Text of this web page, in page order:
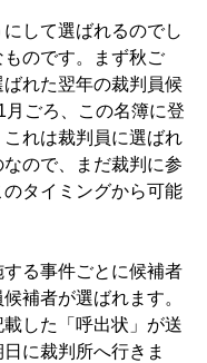
して選ばれるのでし
のです。まず秋ご
れた翌年の裁判員候
ごろ、この名簿に登
れは裁判員に選ばれ
ので、まだ裁判に参
タイミングから可能
る事件ごとに候補者
補者が選ばれます。
した「呼出状」が送
に裁判所へ行きま